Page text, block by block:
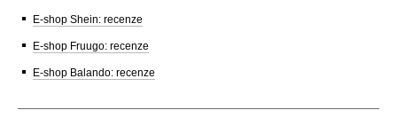
E-shop Shein: recenze
E-shop Fruugo: recenze
E-shop Balando: recenze